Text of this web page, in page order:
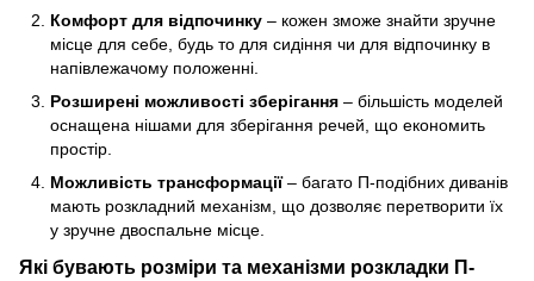
Комфорт для відпочинку – кожен зможе знайти зручне
місце для себе, будь то для сидіння чи для відпочинку в
напівлежачому положенні.
Розширені можливості зберігання – більшість моделей
оснащена нішами для зберігання речей, що економить
простір.
Можливість трансформації– багато П-подібних диванів
мають розкладний механізм, що дозволяє перетворити їх
у зручне двоспальне місце.
Які бувають розміри та механізми розкладки П-